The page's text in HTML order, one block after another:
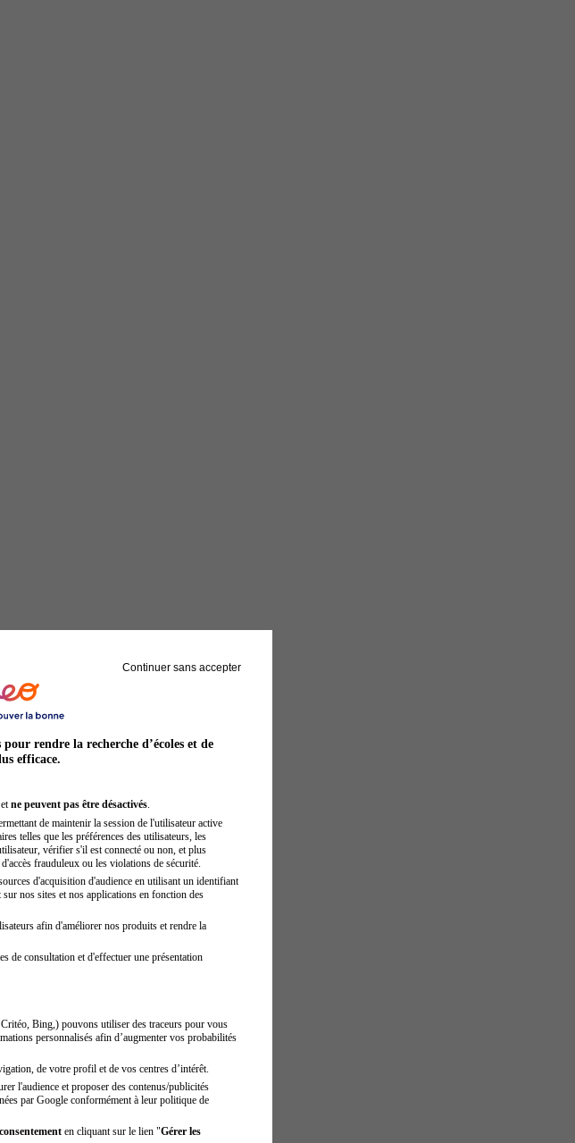
Continuer sans accepter
rendre la recherche d’écoles et de
efficace.
ne peuvent pas être désactivés.
de maintenir la session de l'utilisateur active
telles que les préférences des utilisateurs, les
vérifier s'il est connecté ou non, et plus
frauduleux ou les violations de sécurité.
d'acquisition d'audience en utilisant un identifiant
nos sites et nos applications en fonction des
afin d'améliorer nos produits et rendre la
de consultation et d'effectuer une présentation
Bing,) pouvons utiliser des traceurs pour vous
personnalisés afin d’augmenter vos probabilités
de votre profil et de vos centres d’intérêt.
l'audience et proposer des contenus/publicités
par Google conformément à leur politique de
en cliquant sur le lien "Gérer les